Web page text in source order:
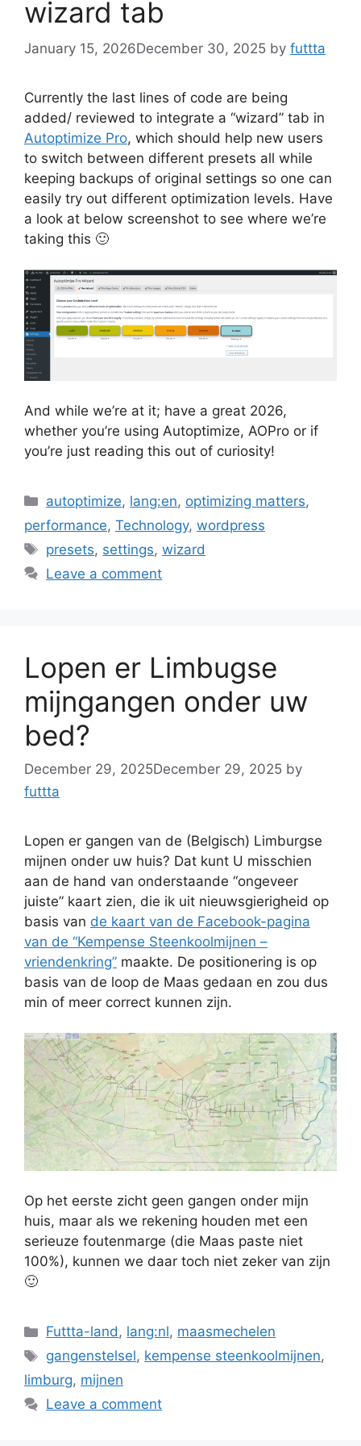
wizard tab
January 15, 2026December 30, 2025 by futtta
Currently the last lines of code are being
added/ reviewed to integrate a “wizard” tab in
Autoptimize Pro, which should help new users
to switch between different presets all while
keeping backups of original settings so one can
easily try out different optimization levels. Have
a look at below screenshot to see where we’re
taking this 🙂
And while we’re at it; have a great 2026,
whether you’re using Autoptimize, AOPro or if
you’re just reading this out of curiosity!
Categories
autoptimize, lang:en, optimizing matters,
performance, Technology, wordpress
Tags
presets, settings,wizard
Leave a comment
Lopen er Limbugse
mijngangen onder uw
bed?
December 29, 2025December 29, 2025 by
futtta
Lopen er gangen van de (Belgisch) Limburgse
mijnen onder uw huis? Dat kunt U misschien
aan de hand van onderstaande “ongeveer
juiste” kaart zien, die ik uit nieuwsgierigheid op
basis van de kaart van de Facebook-pagina
van de “Kempense Steenkoolmijnen –
vriendenkring” maakte. De positionering is op
basis van de loop de Maas gedaan en zou dus
min of meer correct kunnen zijn.
Op het eerste zicht geen gangen onder mijn
huis, maar als we rekening houden met een
serieuze foutenmarge (die Maas paste niet
100%), kunnen we daar toch niet zeker van zijn
🙂
Categories
Futtta-land, lang:nl, maasmechelen
Tags
gangenstelsel, kempense steenkoolmijnen,
limburg, mijnen
Leave a comment